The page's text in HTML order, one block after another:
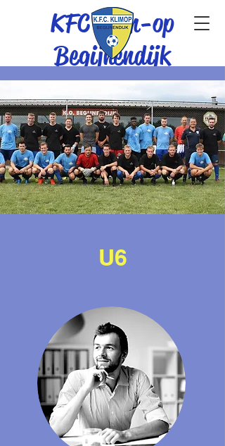
KFC Klim-op
Begijnendijk
U6